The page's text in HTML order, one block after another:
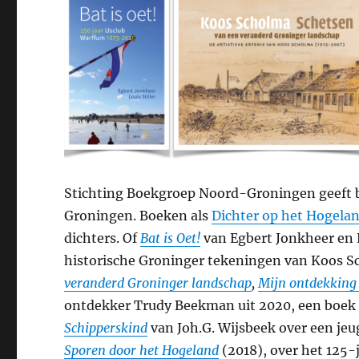
Stichting Boekgroep Noord-Groningen geeft
Groningen. Boeken alsDichter op het
dichters. Of Bat is Oet! van Egbert Jonkheer
historische Groninger tekeningen van Koos
veranderd Groninger landschap, Mijn ontdekking
ontdekker Trudy Beekman uit 2020, een
Schipperskind van Joh.G. Wijsbeek over een
Sporen door het Hogeland (2018), over het